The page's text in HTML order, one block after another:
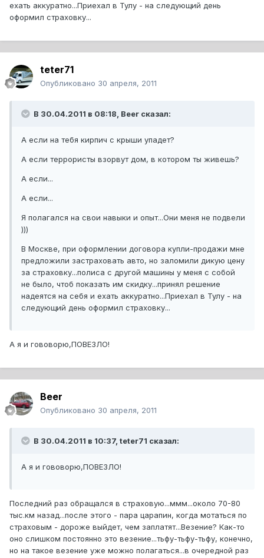
ехать аккуратно...Приехал в Тулу - на следующий день
оформил страховку...
teter71
Опубликовано 30 апреля, 2011
В 30.04.2011 в 08:18, Beer сказал:
А если на тебя кирпич с крыши упадет?
А если террористы взорвут дом, в котором ты живешь?
А если...
А если...
Я полагался на свои навыки и опыт...Они меня не подвели
)))
В Москве, при оформлении договора купли-продажи мне
предложили застраховать авто, но заломили дикую цену
за страховку...полиса с другой машины у меня с собой
не было, чтоб показать им скидку...принял решение
надеятся на себя и ехать аккуратно...Приехал в Тулу - на
следующий день оформил страховку...
А я и гововорю,ПОВЕЗЛО!
Beer
Опубликовано 30 апреля, 2011
В 30.04.2011 в 10:37, teter71 сказал:
А я и гововорю,ПОВЕЗЛО!
Последний раз обращался в страховую...ммм...около 70-80
тыс.км назад...после этого - пара царапин, когда мотаться по
страховым - дороже выйдет, чем заплатят...Везение? Как-то
оно слишком постоянно это везение...тьфу-тьфу-тьфу, конечно,
но на такое везение уже можно полагаться...в очередной раз